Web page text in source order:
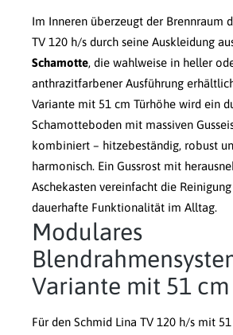
Im Inneren überzeugt der Brennraum
TV 120 h/s durch seine Auskleidung
Schamotte, die wahlweise in heller
anthrazitfarbener Ausführung
Variante mit 51 cm Türhöhe wird ein
Schamotteboden mit massiven
kombiniert – hitzebeständig, robust
harmonisch. Ein Gussrost mit
Aschekasten vereinfacht die
dauerhafte Funktionalität im Alltag.
Modulares
Variante mit 51
Für den Schmid Lina TV 120 h/s mit